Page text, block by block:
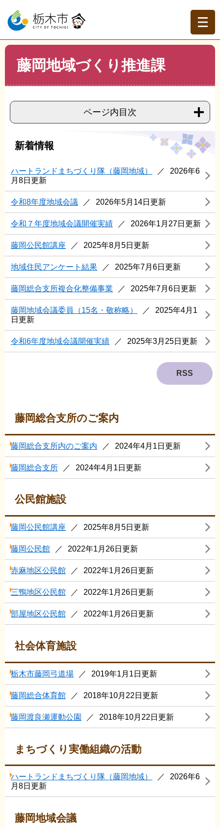
ー
の
先
ニ
ー
を
トップページ >組織でさがす > 藤岡地域づくり推進課
藤岡地域づくり推進課
ページ内目次
新着情報
ハートランドまちづくり隊（藤岡地域）
2026年6
月8日更新
令和8年度地域会議 2026年5月14日更新
令和７年度地域会議開催実績 2026年1月27日更新
藤岡公民館講座 2025年8月5日更新
地域住民アンケート結果 2025年7月6日更新
藤岡総合支所複合化整備事業 2025年7月6日更新
藤岡地域会議委員（15名・敬称略）
2025年4月1
日更新
令和6年度地域会議開催実績 2025年3月25日更新
RSS
藤岡総合支所のご案内
藤岡総合支所内のご案内 2024年4月1日更新
藤岡総合支所 2024年4月1日更新
公民館施設
藤岡公民館講座 2025年8月5日更新
藤岡公民館 2022年1月26日更新
赤麻地区公民館 2022年1月26日更新
三鴨地区公民館 2022年1月26日更新
部屋地区公民館 2022年1月26日更新
社会体育施設
栃木市藤岡弓道場 2019年1月1日更新
藤岡総合体育館 2018年10月22日更新
藤岡渡良瀬運動公園 2018年10月22日更新
まちづくり実働組織の活動
ハートランドまちづくり隊（藤岡地域）
2026年6
月8日更新
藤岡地域会議